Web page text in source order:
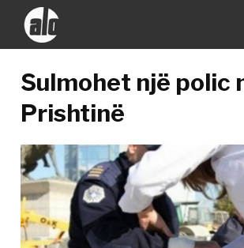
Sulmohet një polic
Prishtinë